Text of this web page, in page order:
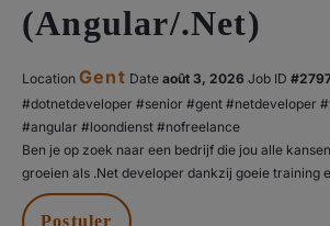
(Angular/.Net)
Location Gent Date août 3, 2026
#dotnetdeveloper #senior #gent #netdeveloper
#angular #loondienst #nofreelance
Ben je op zoek naar een bedrijf die jou alle
groeien als .Net developer dankzij goeie training
Postuler